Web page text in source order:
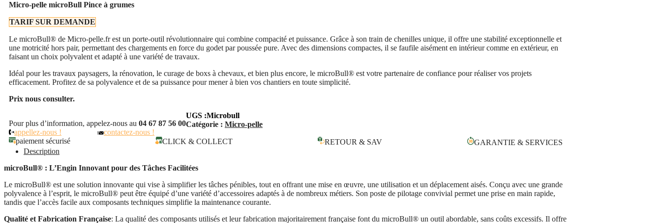
Micro-pelle microBull Pince à grumes
TARIF SUR DEMANDE
Le microBull® de Micro-pelle.fr est un porte-outil révolutionnaire qui combine compacité et puissance. Grâce à son train de chenilles unique, il offre une stabilité exceptionnelle et
une motricité hors pair, permettant des chargements en force du godet par poussée pure. Avec des dimensions compactes, il se faufile aisément en intérieur comme en extérieur, en
faisant un choix polyvalent et adapté à une variété de travaux.
Idéal pour les travaux paysagers, la rénovation, le curage de boxs à chevaux, et bien plus encore, le microBull® est votre partenaire de confiance pour réaliser vos projets
efficacement. Profitez de sa polyvalence et de sa puissance pour mener à bien vos chantiers en toute simplicité.
Prix nous consulter.
Pour plus d’information, appelez-nous au 04 67 87 56 00
appellez-nous !
contactez-nous !
UGS :Microbull
Catégorie : Micro-pelle
paiement sécurisé
CLICK & COLLECT RETOUR & SAV
GARANTIE & SERVICES
Description
microBull® : L’Engin Innovant pour des Tâches Facilitées
Le microBull® est une solution innovante qui vise à simplifier les tâches pénibles, tout en offrant une mise en œuvre, une utilisation et un déplacement aisés. Conçu avec une grande
polyvalence à l’esprit, le microBull® peut être équipé d’une variété d’accessoires adaptés à de nombreux métiers. Son poste de pilotage convivial permet une prise en main rapide,
tandis que l’accès facile aux composants techniques simplifie la maintenance courante.
Qualité et Fabrication Française: La qualité des composants utilisés et leur fabrication majoritairement française font du microBull® un outil abordable, sans coûts excessifs. Il offre